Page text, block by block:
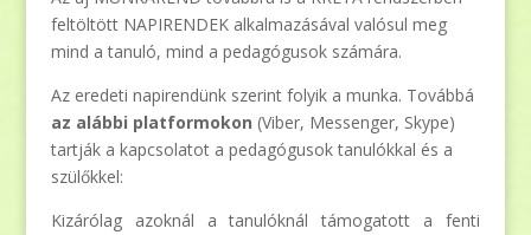
feltöltött NAPIRENDEK alkalmazásával valósul meg
mind a tanuló, mind a pedagógusok számára.
Az eredeti napirendünk szerint folyik a munka. Továbbá
az alábbi platformokon (Viber, Messenger, Skype)
tartják a kapcsolatot a pedagógusok tanulókkal és a
szülőkkel:
Kizárólag azoknál a tanulóknál támogatott a fenti